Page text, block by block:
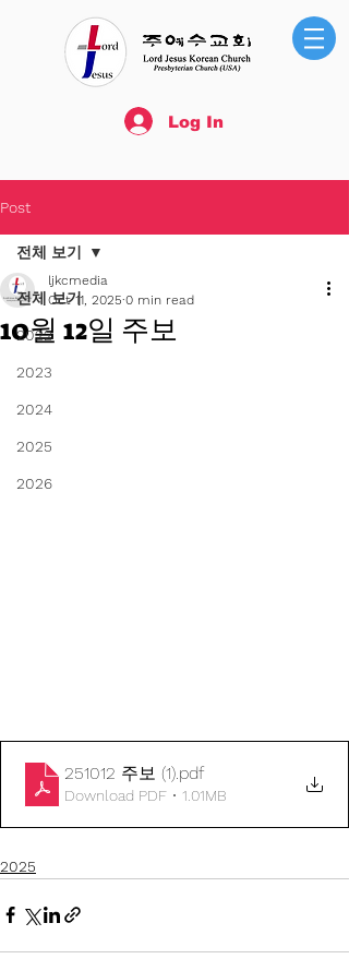
Log In
Post
전체 보기
2022
2023
2024
2025
2026
전체 보기
10월 12일 주보
ljkcmedia
Oct 11, 2025 0 min read
251012 주보 (1).pdf
Download PDF • 1.01MB
2025